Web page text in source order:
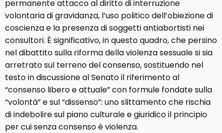
permanente attacco al diritto di interruzione
volontaria di gravidanza, l’uso politico dell’obiezione di
coscienza e la presenza di soggetti antiabortisti nei
consultori. È significativo, in questo quadro, che persino
nel dibattito sulla riforma della violenza sessuale si sia
arretrato sul terreno del consenso, sostituendo nel
testo in discussione al Senato il riferimento al
“consenso libero e attuale” con formule fondate sulla
“volontà” e sul “dissenso”: uno slittamento che rischia
di indebolire sul piano culturale e giuridico il principio
per cui senza consenso è violenza.